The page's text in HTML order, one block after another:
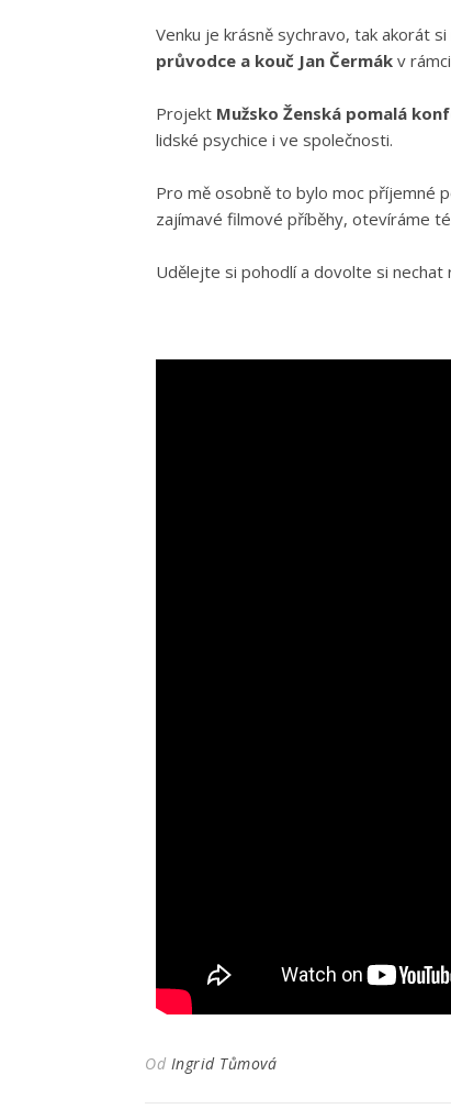
Venku je krásně sychravo, tak akorát
průvodce a kouč Jan Čermák v
Projekt Mužsko Ženská pomalá
lidské psychice i ve společnosti.
Pro mě osobně to bylo moc příjemné
zajímavé filmové příběhy, otevíráme
Udělejte si pohodlí a dovolte si
Od Ingrid Tůmová